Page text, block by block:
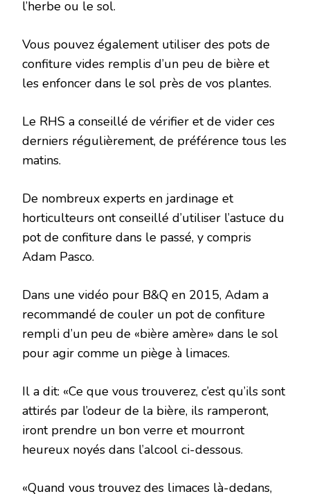
l’herbe ou le sol.
Vous pouvez également utiliser des pots de
confiture vides remplis d’un peu de bière et
les enfoncer dans le sol près de vos plantes.
Le RHS a conseillé de vérifier et de vider ces
derniers régulièrement, de préférence tous les
matins.
De nombreux experts en jardinage et
horticulteurs ont conseillé d’utiliser l’astuce du
pot de confiture dans le passé, y compris
Adam Pasco.
Dans une vidéo pour B&Q en 2015, Adam a
recommandé de couler un pot de confiture
rempli d’un peu de «bière amère» dans le sol
pour agir comme un piège à limaces.
Il a dit: «Ce que vous trouverez, c’est qu’ils sont
attirés par l’odeur de la bière, ils ramperont,
iront prendre un bon verre et mourront
heureux noyés dans l’alcool ci-dessous.
«Quand vous trouvez des limaces là-dedans,